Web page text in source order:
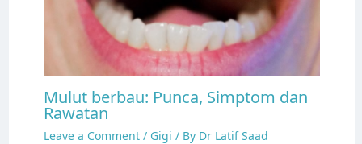
Mulut berbau: Punca, Simptom dan
Rawatan
Leave a Comment / Gigi / By Dr Latif Saad